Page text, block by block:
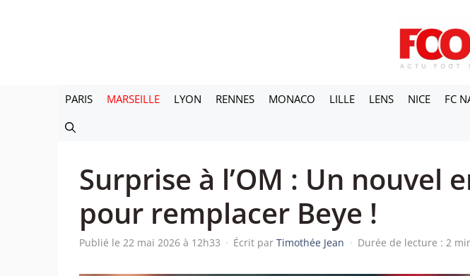
PARIS MARSEILLE LYON RENNES MONACO LILLE LENS NICE FC
Surprise à l’OM : Un nouvel
pour remplacer Beye !
Publié le 22 mai 2026 à 12h33 · Écrit parTimothée Jean · Durée de lecture : 2